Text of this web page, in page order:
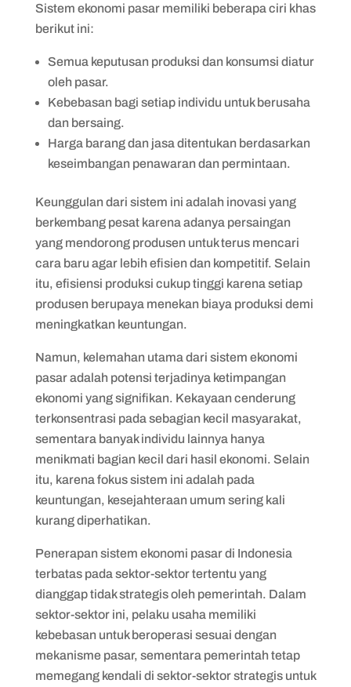
Sistem ekonomi pasar memiliki beberapa ciri khas
berikut ini:
Semua keputusan produksi dan konsumsi diatur
oleh pasar.
Kebebasan bagi setiap individu untuk berusaha
dan bersaing.
Harga barang dan jasa ditentukan berdasarkan
keseimbangan penawaran dan permintaan.
Keunggulan dari sistem ini adalah inovasi yang
berkembang pesat karena adanya persaingan
yang mendorong produsen untuk terus mencari
cara baru agar lebih efisien dan kompetitif. Selain
itu, efisiensi produksi cukup tinggi karena setiap
produsen berupaya menekan biaya produksi demi
meningkatkan keuntungan.
Namun, kelemahan utama dari sistem ekonomi
pasar adalah potensi terjadinya ketimpangan
ekonomi yang signifikan. Kekayaan cenderung
terkonsentrasi pada sebagian kecil masyarakat,
sementara banyak individu lainnya hanya
menikmati bagian kecil dari hasil ekonomi. Selain
itu, karena fokus sistem ini adalah pada
keuntungan, kesejahteraan umum sering kali
kurang diperhatikan.
Penerapan sistem ekonomi pasar di Indonesia
terbatas pada sektor-sektor tertentu yang
dianggap tidak strategis oleh pemerintah. Dalam
sektor-sektor ini, pelaku usaha memiliki
kebebasan untuk beroperasi sesuai dengan
mekanisme pasar, sementara pemerintah tetap
memegang kendali di sektor-sektor strategis untuk